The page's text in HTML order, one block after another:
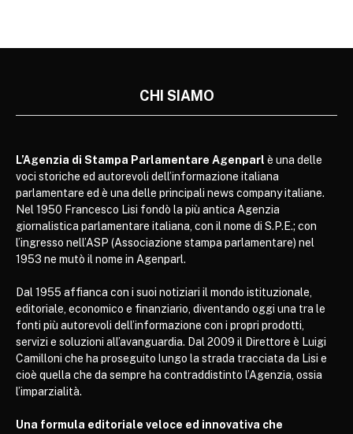
CHI SIAMO
L’Agenzia di Stampa Parlamentare Agenparl è una delle
voci storiche ed autorevoli dell’informazione italiana
parlamentare ed è una delle principali news company italiane.
Nel 1950 Francesco Lisi fondò la più antica Agenzia
giornalistica parlamentare italiana, con il nome di S.P.E.; con
l’ingresso nell’ASP (Associazione stampa parlamentare) nel
1953 ne mutò il nome in Agenparl.
Dal 1955 affianca con i suoi notiziari il mondo istituzionale,
editoriale, economico e finanziario, diventando oggi una tra le
fonti più autorevoli dell’informazione con i propri prodotti,
servizi e soluzioni all’avanguardia. Dal 2009 il Direttore è Luigi
Camilloni che ha proseguito lungo la strada tracciata da Lisi e
cioè quella che da sempre ha contraddistinto l’Agenzia, ossia
l’imparzialità.
Una formula editoriale veloce ed innovativa che